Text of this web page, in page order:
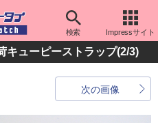
検索 Impressサイト
キューピーストラップ(2/3)
次の画像